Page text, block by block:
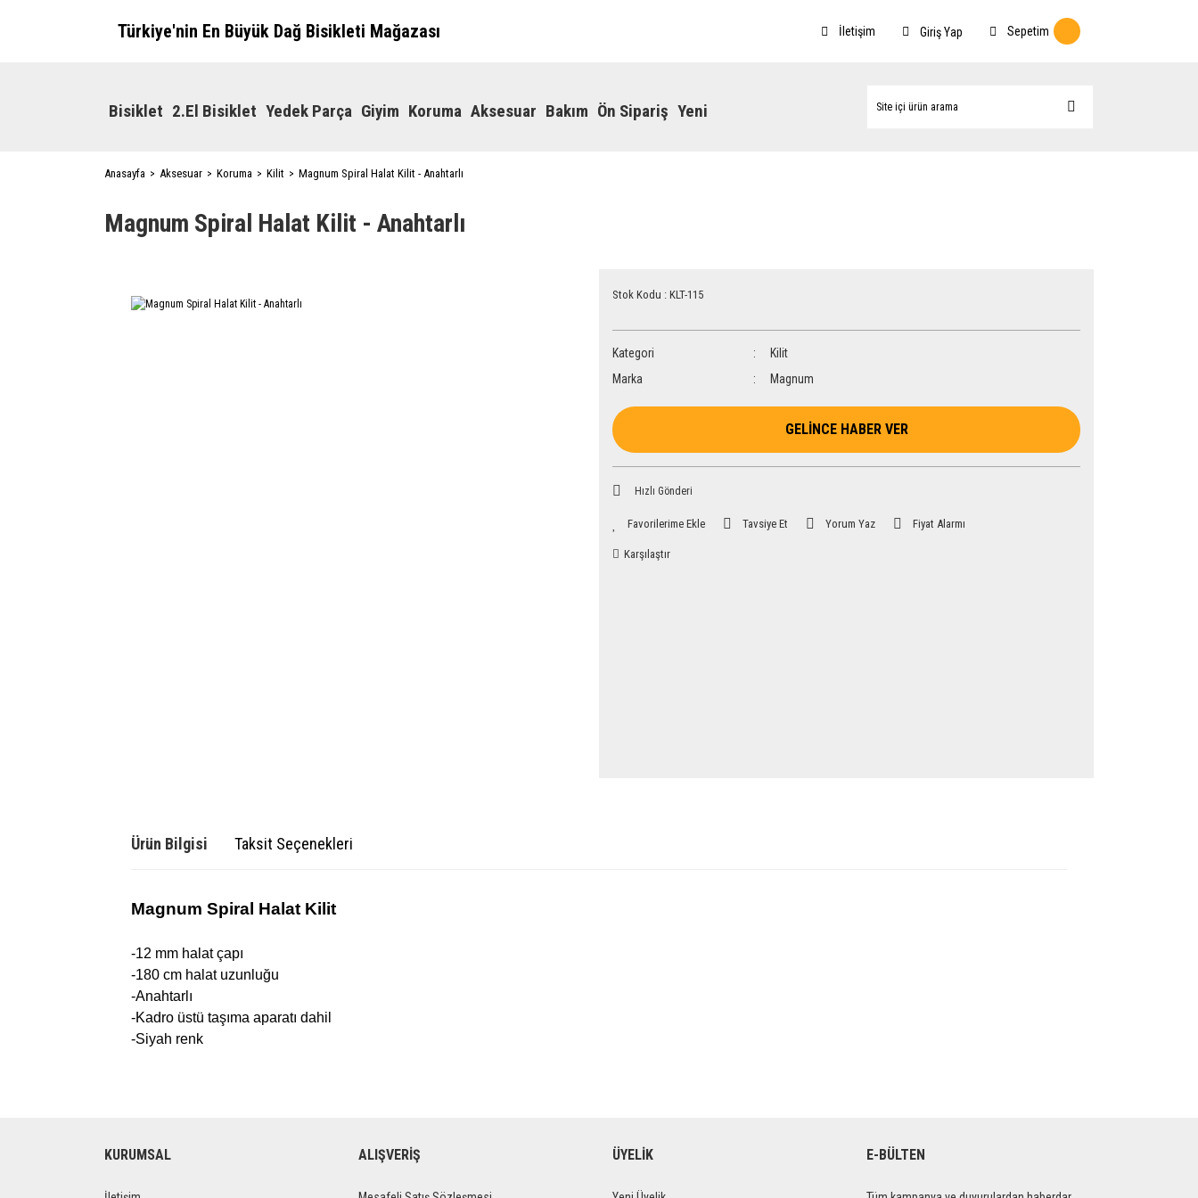
Türkiye'nin En Büyük Dağ Bisikleti Mağazası İletişim Giriş Yap Sepetim
Bisiklet 2.El Bisiklet Yedek Parça Giyim Koruma Aksesuar Bakım Ön Sipariş Yeni
Anasayfa Aksesuar Koruma Kilit Magnum Spiral Halat Kilit - Anahtarlı
Magnum Spiral Halat Kilit - Anahtarlı
Stok Kodu : KLT-115
Kategori
Kilit
Marka
Magnum
GELİNCE HABER VER
Hızlı Gönderi
Tavsiye Et Yorum Yaz Fiyat Alarmı
Karşılaştır
Ürün Bilgisi Taksit Seçenekleri
Magnum Spiral Halat Kilit
-12 mm halat çapı
-180 cm halat uzunluğu
-Anahtarlı
-Kadro üstü taşıma aparatı dahil
-Siyah renk
KURUMSAL ALIŞVERİŞ ÜYELİK E-BÜLTEN